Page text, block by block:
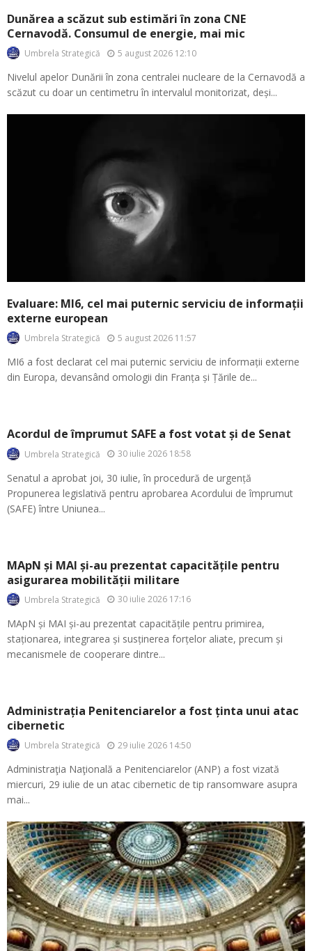
Dunărea a scăzut sub estimări în zona CNE
Cernavodă. Consumul de energie, mai mic
Umbrela Strategică 5 august 2026 12:10
Nivelul apelor Dunării în zona centralei nucleare de la Cernavodă a
scăzut cu doar un centimetru în intervalul monitorizat, deși...
Evaluare: MI6, cel mai puternic serviciu de informații
externe european
Umbrela Strategică 5 august 2026 11:57
MI6 a fost declarat cel mai puternic serviciu de informații externe
din Europa, devansând omologii din Franța și Țările de...
Acordul de împrumut SAFE a fost votat și de Senat
Umbrela Strategică 30 iulie 2026 18:58
Senatul a aprobat joi, 30 iulie, în procedură de urgență
Propunerea legislativă pentru aprobarea Acordului de împrumut
(SAFE) între Uniunea...
MApN și MAI și-au prezentat capacitățile pentru
asigurarea mobilității militare
Umbrela Strategică 30 iulie 2026 17:16
MApN și MAI și-au prezentat capacitățile pentru primirea,
staționarea, integrarea și susținerea forțelor aliate, precum și
mecanismele de cooperare dintre...
Administrația Penitenciarelor a fost ținta unui atac
cibernetic
Umbrela Strategică 29 iulie 2026 14:50
Administraţia Naţională a Penitenciarelor (ANP) a fost vizată
miercuri, 29 iulie de un atac cibernetic de tip ransomware asupra
mai...